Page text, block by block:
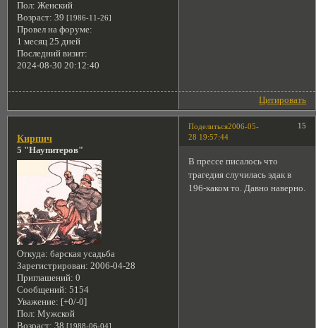
Пол: Женский
Возраст: 39 [1986-11-26]
Провел на форуме:
1 месяц 25 дней
Последний визит:
2024-08-30 20:12:40
Цитировать
Поделиться 15
2006-05-
28 19:57:44
Кирпич
5 "Наупитеров"
Откуда: барская усадьба
Зарегистрирован: 2006-04-28
Приглашений: 0
Сообщений: 5154
Уважение: [+0/-0]
Пол: Мужской
Возраст: 38 [1988-06-04]
В прессе писалось что
трагедия случилась эдак в
196-каком то. Давно наверно.